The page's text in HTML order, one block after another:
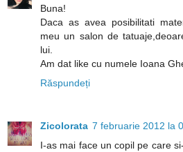
Buna!
Daca as avea posibilitati
meu un salon de
lui.
Am dat like cu numele Ioana
Răspundeți
Zicolorata 7 februarie 2012 la
I-as mai face un copil pe care